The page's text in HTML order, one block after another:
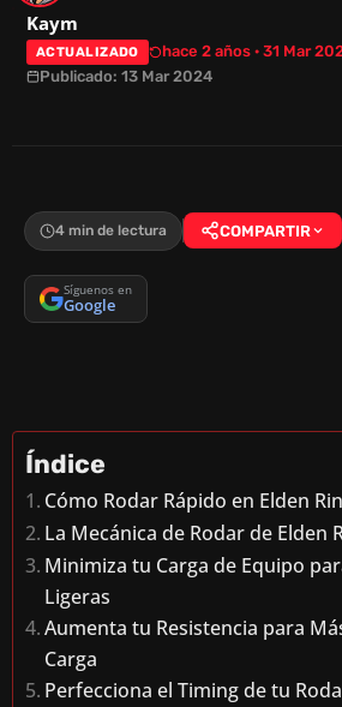
Kaym
ACTUALIZADO
hace 2 años · 31 Mar
Publicado: 13 Mar 2024
4 min de lectura COMPARTIR
Síguenos en
Google
Índice
Cómo Rodar Rápido en Elden
La Mecánica de Rodar de Elden
Minimiza tu Carga de Equipo
Ligeras
Aumenta tu Resistencia para
Carga
Perfecciona el Timing de tu